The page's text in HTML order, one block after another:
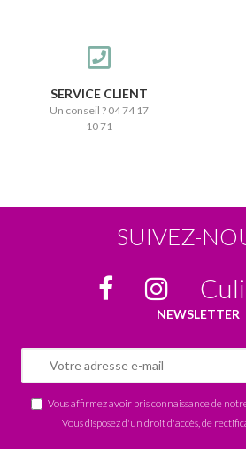
SERVICE CLIENT
Un conseil ? 04 74 17
10 71
SUIVEZ-
NEWSLETTER
Vous affirmez avoir pris connaissance de
Vous disposez d'un droit d'accès, de